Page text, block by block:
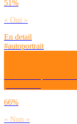
51%
« Oui »
En detail
#autoportrait
66%
« Non »